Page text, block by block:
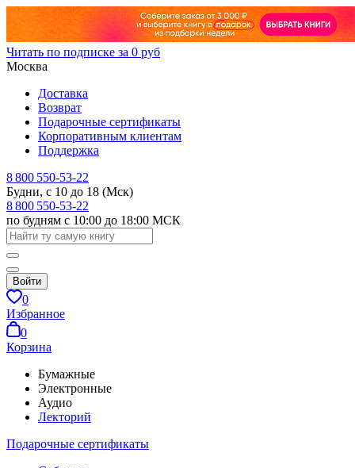
Читать по подписке за 0 руб
Москва
Доставка
Возврат
Подарочные сертификаты
Корпоративным клиентам
Поддержка
8 800 550-53-22
Будни, с 10 до 18 (Мск)
8 800 550-53-22
по будням с 10:00 до 18:00 МСК
Войти
0
Избранное
0
Корзина
Бумажные
Электронные
Аудио
Лекторий
Подарочные сертификаты